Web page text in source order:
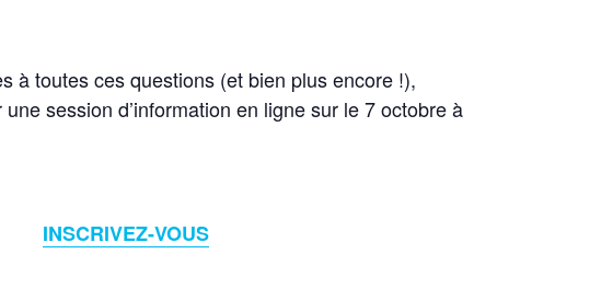
à toutes ces questions (et bien plus encore !),
session d’information en ligne sur le 7 octobre à
INSCRIVEZ-VOUS